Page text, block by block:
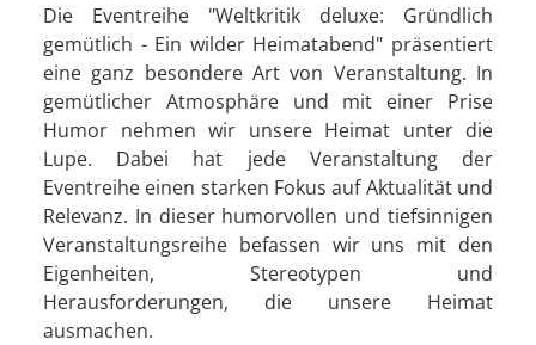
Die Eventreihe "Weltkritik deluxe: Gründlich
gemütlich - Ein wilder Heimatabend" präsentiert
eine ganz besondere Art von Veranstaltung. In
gemütlicher Atmosphäre und mit einer Prise
Humor nehmen wir unsere Heimat unter die
Lupe. Dabei hat jede Veranstaltung der
Eventreihe einen starken Fokus auf Aktualität und
Relevanz. In dieser humorvollen und tiefsinnigen
Veranstaltungsreihe befassen wir uns mit den
Eigenheiten, Stereotypen und
Herausforderungen, die unsere Heimat
ausmachen.